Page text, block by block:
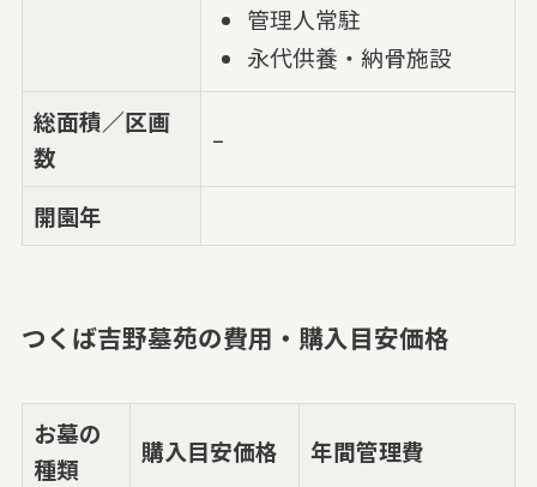
管理人常駐
永代供養・納骨施設
総面積／区画
数
–
開園年
つくば吉野墓苑の費用・購入目安価格
お墓の
種類
購入目安価格 年間管理費